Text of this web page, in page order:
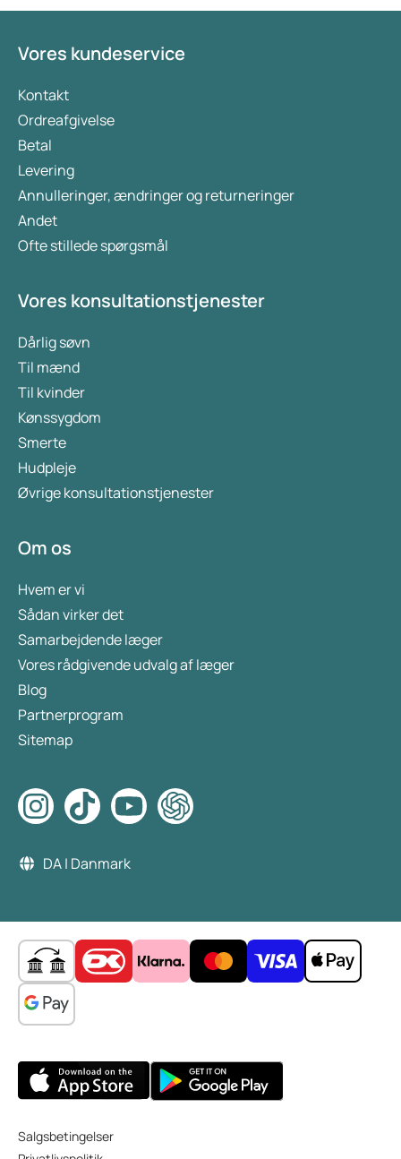
Vores kundeservice
Kontakt
Ordreafgivelse
Betal
Levering
Annulleringer, ændringer og returneringer
Andet
Ofte stillede spørgsmål
Vores konsultationstjenester
Dårlig søvn
Til mænd
Til kvinder
Kønssygdom
Smerte
Hudpleje
Øvrige konsultationstjenester
Om os
Hvem er vi
Sådan virker det
Samarbejdende læger
Vores rådgivende udvalg af læger
Blog
Partnerprogram
Sitemap
DA | Danmark
Salgsbetingelser